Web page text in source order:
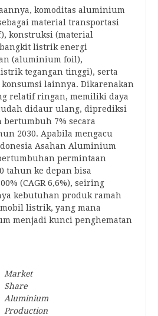
komoditas aluminium
material transportasi
konstruksi (material
listrik energi
(aluminium foil),
tegangan tinggi), serta
lainnya. Dikarenakan
relatif ringan, memiliki daya
didaur ulang, diprediksi
7% secara
2030. Apabila mengacu
Asahan Aluminium
permintaan
tahun ke depan bisa
(CAGR 6,6%), seiring
kebutuhan produk ramah
listrik, yang mana
menjadi kunci penghematan
Market
Share
Aluminium
Production